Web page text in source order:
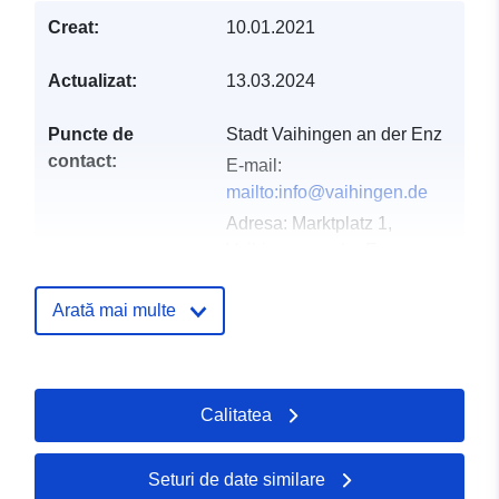
Creat: 10.01.2021
Actualizat: 13.03.2024
Puncte de
contact:
Stadt Vaihingen an der Enz
E-mail:
mailto:info@vaihingen.de
Adresa: Marktplatz 1,
Registru catalog: Adăugat la data.europa.eu: 21
2026
Informații actualizate la data
25 July 2026
Arată mai multe
Calitatea
Seturi de date similare